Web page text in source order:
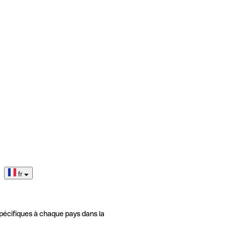
fr
à chaque pays dans la